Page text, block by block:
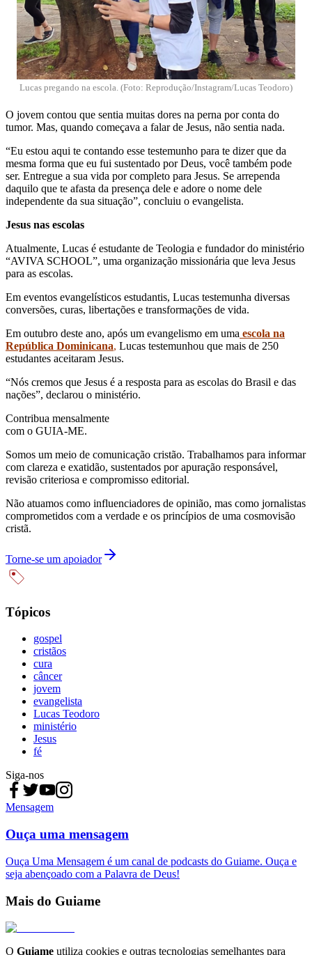
Lucas pregando na escola. (Foto: Reprodução/Instagram/Lucas Teodoro)
O jovem contou que sentia muitas dores na perna por conta do
tumor. Mas, quando começava a falar de Jesus, não sentia nada.
“Eu estou aqui te contando esse testemunho para te dizer que da
mesma forma que eu fui sustentado por Deus, você também pode
ser. Entregue a sua vida por completo para Jesus. Se arrependa
daquilo que te afasta da presença dele e adore o nome dele
independente da sua situação”, concluiu o evangelista.
Jesus nas escolas
Atualmente, Lucas é estudante de Teologia e fundador do ministério
“AVIVA SCHOOL”, uma organização missionária que leva Jesus
para as escolas.
Em eventos evangelísticos estudantis, Lucas testemunha diversas
conversões, curas, libertações e transformações de vida.
Em outubro deste ano, após um evangelismo em uma escola na
República Dominicana, Lucas testemunhou que mais de 250
estudantes aceitaram Jesus.
“Nós cremos que Jesus é a resposta para as escolas do Brasil e das
nações”, declarou o ministério.
Contribua mensalmente
com o GUIA-ME.
Somos um meio de comunicação cristão. Trabalhamos para informar
com clareza e exatidão, sustentados por apuração responsável,
revisão criteriosa e compromisso editorial.
Não atuamos como influenciadores de opinião, mas como jornalistas
comprometidos com a verdade e os princípios de uma cosmovisão
cristã.
Torne-se um apoiador
Tópicos
gospel
cristãos
cura
câncer
jovem
evangelista
Lucas Teodoro
ministério
Jesus
fé
Siga-nos
Mensagem
Ouça uma mensagem
Ouça Uma Mensagem é um canal de podcasts do Guiame. Ouça e
seja abençoado com a Palavra de Deus!
Mais do Guiame
O Guiame utiliza cookies e outras tecnologias semelhantes para